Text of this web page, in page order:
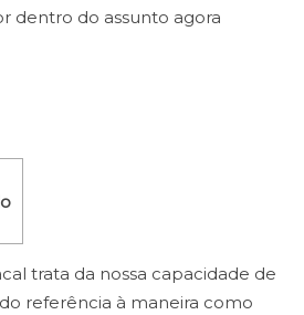
dentro do assunto agora
trata da nossa capacidade de
referência à maneira como